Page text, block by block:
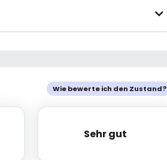
Wie bewerte ich den Zustand?
Sehr gut
Sehr gut